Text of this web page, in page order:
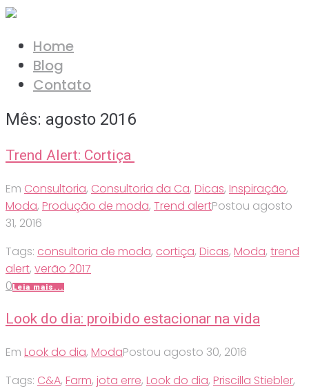
Ir
conteúdo
Home
Blog
Contato
Mês: agosto 2016
Trend Alert: Cortiça
Em Consultoria, Consultoria da Ca, Dicas, Inspiração,
Moda, Produção de moda, Trend alertPostou agosto
31, 2016
Tags: consultoria de moda, cortiça, Dicas, Moda, trend
alert, verão 2017
0Leia mais...
Look do dia: proibido estacionar na vida
Em Look do dia, ModaPostou agosto 30, 2016
Tags: C&A, Farm, jota erre, Look do dia, Priscilla Stiebler,